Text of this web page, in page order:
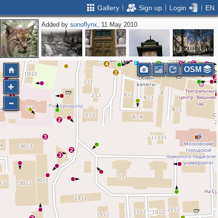
Gallery Sign up Login EN
Added bysonoflynx, 11 May 2010
2
3
6
5
5
3
2
3
2
3
2
2
2
3
3
3
2
5
2
4
5
5
5
2
4
6
11 2
2 2
2
2
2
2
OSM